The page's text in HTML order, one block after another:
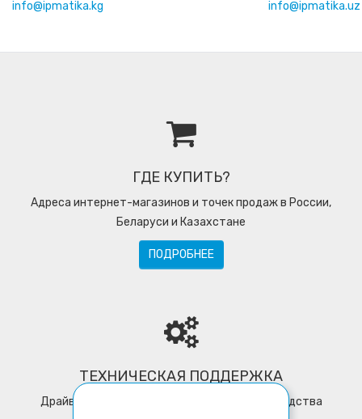
info@ipmatika.kg
info@ipmatika.uz
ГДЕ КУПИТЬ?
Адреса интернет-магазинов и точек продаж в России,
Беларуси и Казахстане
ПОДРОБНЕЕ
ТЕХНИЧЕСКАЯ ПОДДЕРЖКА
Драйверы, программное обеспечение, руководства